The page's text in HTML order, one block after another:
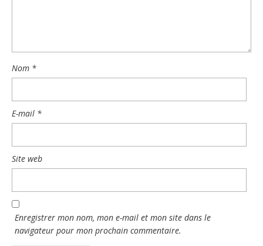
Nom *
E-mail *
Site web
Enregistrer mon nom, mon e-mail et mon site dans le
navigateur pour mon prochain commentaire.